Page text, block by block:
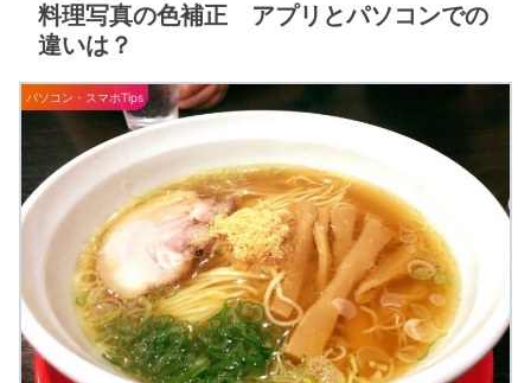
料理写真の色補正 アプリとパソコンでの
違いは？
パソコン・スマホTips